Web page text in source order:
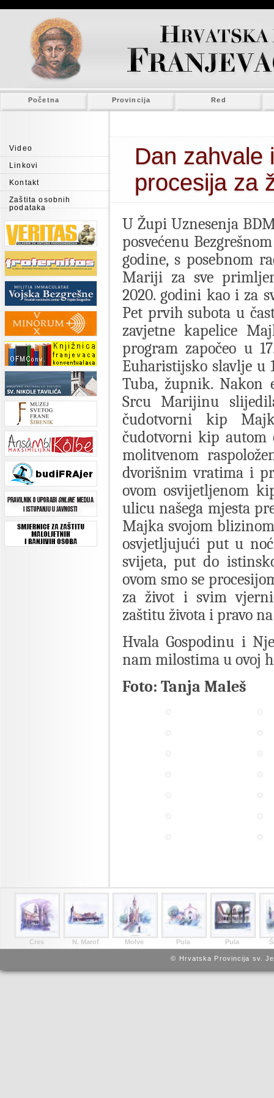
Početna Provincija Red
Video
Linkovi
Kontakt
Zaštita osobnih
podataka
Dan zahvale
procesija za
U Župi Uznesenja
posvećenu
godine, s posebnom
Mariji za sve
2020. godini kao i za
Pet prvih subota u
zavjetne kapelice
program započeo u
Euharistijsko slavlje u
Tuba, župnik. Nakon
Srcu Marijinu
čudotvorni kip
čudotvorni kip autom
molitvenom
dvorišnim vratima i
ovom osvijetljenom
ulicu našega mjesta
Majka svojom
osvjetljujući put u
svijeta, put do
ovom smo se
za život i svim
zaštitu života i pravo
Hvala Gospodinu i
nam milostima u ovoj
Foto: Tanja Maleš
Cres N. Marof Molve Pula Pula
© Hrvatska Provincija sv.